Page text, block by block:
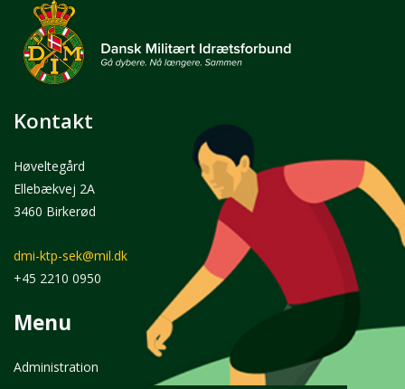
Kontakt
Høveltegård
Ellebækvej 2A
3460 Birkerød
dmi-ktp-sek@mil.dk
+45 2210 0950
Menu
Administration